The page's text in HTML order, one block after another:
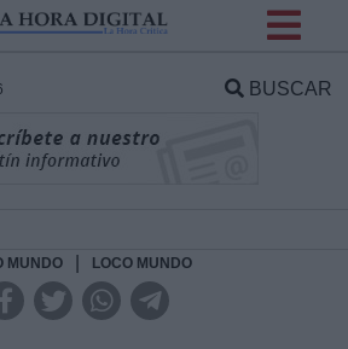
BUSCAR
MUNDO LOCO MUNDO